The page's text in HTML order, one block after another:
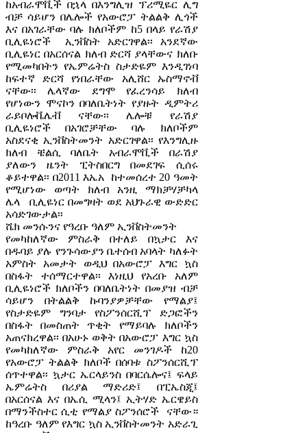
ከአብራሞቪች በኋላ በእንግሊዝ ፕሪሚዬር ሊግ
ብቻ ሳይሆን በሌሎች የአውሮፓ ትልልቅ ሊጎች
እና በአገራቸው ባሉ ክለቦችም ከ5 በላይ የራሽያ
ቢሊዬነሮች ኢንቨስት አድርገዋል፡፡ አንደኛው
ቢሊዬነር በአርሰናል ክለብ ድርሻ ያላቸውና ክለቡ
የሚመካበትን የኤምሬትስ ስታድዬም እንዲገነባ
ከፍተኛ ድርሻ የነበራቸው አሊሸር ኡስማኖቭ
ናቸው፡፡ ሌላኛው ደግሞ የፈረንሳይ ክለብ
የሆነውን ሞናኮን በባለቤትነት የያዙት ዲምትሪ
ራይቦሎቬሌቭ ናቸው፡፡ ሌሎቹ የራሽያ
ቢሊዬነሮች በአገሮቻቸው ባሉ ክለቦችም
አስደናቂ ኢንቨስትመንት አድርገዋል፡፡ የእንግሊዙ
ክለብ ቼልሲ ባለቤት አብራሞቪች በራሽያ
ያለውን ዜንት ፒትስበርግ በመደገፍ ሲሰሩ
ቆይተዋል፡፡ በ2011 እኤአ ከተመሰረተ 20 ዓመት
የሚሆነው ወጣት ክለብ አንዚ ማክቻሃቻካላ
ሌላ ቢሊዬነር በመግዛት ወደ አህጉራዊ ውድድር
አሳድገውታል፡፡
ሼክ መንሱንና የዓረቡ ዓለም ኢንቨስትመንት
የመካከለኛው ምስራቅ በተለይ በኳታር እና
በዱባይ ያሉ የንጉሳውያን ቤተሰብ አባላት ካለፉት
አምስት አመታት ወዲህ በአውሮፓ እግር ኳስ
በስፋት ተሰማርተዋል፡፡ እነዚህ የአረቡ አለም
ቢሊዬነሮች ክለቦችን በባለቤትነት በመያዝ ብቻ
ሳይሆን በትልልቅ ኩባንያዎቻቸው የማልያ፤
የስታድዬም ግንባታ የስፖንሰርሺፕ ድጋፎችን
በስፋት በመስጠት ጥቂት የማይባሉ ክለቦችን
አጠናክረዋል፡፡ በአሁኑ ወቅት በአውሮፓ እግር ኳስ
የመካከለኛው ምስራቅ አየር መንገዶች ከ20
የአውሮፓ ትልልቅ ክለቦች በሰባቱ ስፖንሰርሺፕ
ሰጥተዋል፡፡ ኳታር ኤርላይንስ በባርሴሎና፤ ፍላይ
ኤምሬትስ በሪያል ማድሪድ፤ በፒኤስጂ፤
በአርሰናል እና በኤሲ ሚላን፤ ኢትሃድ ኤርዌይስ
በማንችስተር ሲቲ የማልያ ስፖንሰሮች ናቸው።
ከዓረቡ ዓለም የእግር ኳስ ኢንቨስትመንት አድራጊ